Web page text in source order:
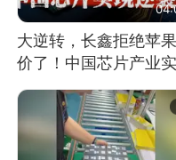
大逆转，长鑫拒绝苹
价了！中国芯片产业
怎样的逆袭？